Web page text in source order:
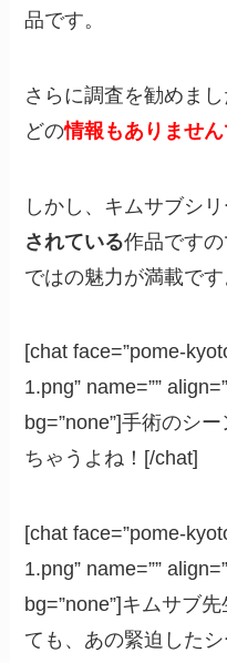
品です。
さらに調査を勧めま
どの情報もありません
しかし、キムサブシ
されている作品です
ではの魅力が満載です
[chat face=”pome-
1.png” name=””
bg=”none”]手術のシ
ちゃうよね！[/chat]
[chat face=”pome-
1.png” name=””
bg=”none”]キムサブ
ても、あの緊迫した